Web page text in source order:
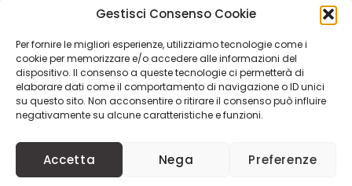
Gestisci Consenso Cookie
Per fornire le migliori esperienze, utilizziamo tecnologie come i
cookie per memorizzare e/o accedere alle informazioni del
dispositivo. Il consenso a queste tecnologie ci permetterà di
elaborare dati come il comportamento di navigazione o ID unici
su questo sito. Non acconsentire o ritirare il consenso può influire
negativamente su alcune caratteristiche e funzioni.
Accetta Nega Preferenze
Contatti
© 2025Progetto Moda S.r.l.P.Iva 03151820721 -
CreditsKobalt nBit